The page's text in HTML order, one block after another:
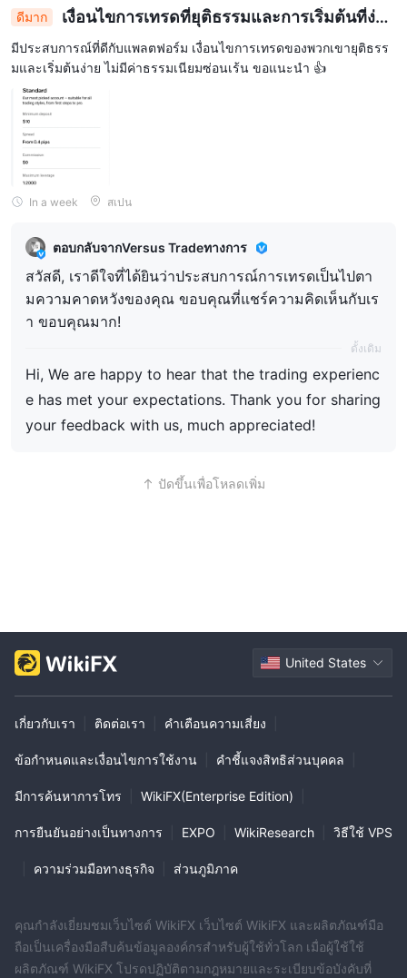
ดีมาก
เงื่อนไขการเทรดที่ยุติธรรมและการเริ่มต้นที่ง่าย
มีประสบการณ์ที่ดีกับแพลตฟอร์ม เงื่อนไขการเทรดของพวกเขายุติธรร
มและเริ่มต้นง่าย ไม่มีค่าธรรมเนียมซ่อนเร้น ขอแนะนำ 👍
In a week สเปน
ตอบกลับจากVersus Tradeทางการ
สวัสดี, เราดีใจที่ได้ยินว่าประสบการณ์การเทรดเป็นไปตา
มความคาดหวังของคุณ ขอบคุณที่แชร์ความคิดเห็นกับเร
า ขอบคุณมาก!
ดั้งเดิม
Hi, We are happy to hear that the trading experienc
e has met your expectations. Thank you for sharing
your feedback with us, much appreciated!
ปัดขึ้นเพื่อโหลดเพิ่ม
United States
เกี่ยวกับเรา ติดต่อเรา คำเตือนความเสี่ยง
ข้อกำหนดและเงื่อนไขการใช้งาน คำชี้แจงสิทธิส่วนบุคคล
มีการค้นหาการโทร WikiFX(Enterprise Edition)
การยืนยันอย่างเป็นทางการ EXPO WikiResearch วิธีใช้ VPS
ความร่วมมือทางธุรกิจ ส่วนภูมิภาค
คุณกำลังเยี่ยมชมเว็บไซต์ WikiFX เว็บไซต์ WikiFX และผลิตภัณฑ์มือ
ถือเป็นเครื่องมือสืบค้นข้อมูลองค์กรสำหรับผู้ใช้ทั่วโลก เมื่อผู้ใช้ใช้
ผลิตภัณฑ์ WikiFX โปรดปฏิบัติตามกฎหมายและระเบียบข้อบังคับที่